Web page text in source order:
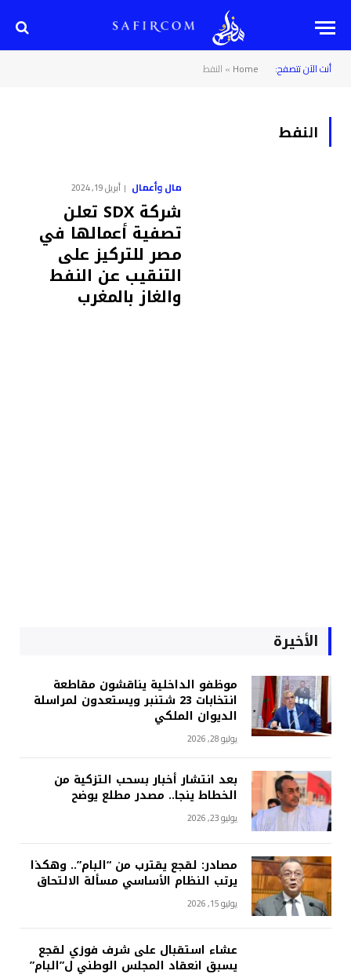
أنت الآن تتصفح: Home
» النفط
النفط
مال وأعمال أبريل 19, 2024
شركة SDX تعلن
تصفية أعمالها في
مصر للتركيز على
التنقيب عن النفط
والغاز بالمغرب
الأخيرة
موظفو الداخلية يناقشون مقاطعة
انتخابات 23 شتنبر ويستعدون لمراسلة
الديوان الملكي
يوليو 28, 2026
بعد انتشار أخبار بسحب التزكية من
الخطاط ينجا.. مصدر مطلع يوضح
يوليو 23, 2026
مصادر: لقجع يقترب من “البام”.. وهكذا
يرتب النظام الأساسي مسألة الالتحاق
يوليو 15, 2026
عشاء استقبال على شرف فوزي لقجع
يسبق انعقاد المجلس الوطني ل”البام”